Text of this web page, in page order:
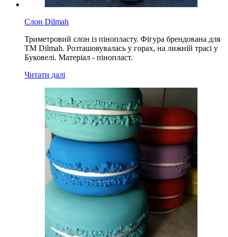
Слон Dilmah
Триметровий слон із пінопласту. Фігура брендована для
ТМ Dilmah. Розташовувалась у горах, на лижній трасі у
Буковелі. Матеріал - пінопласт.
Читати далі